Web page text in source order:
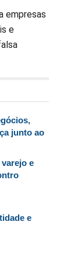
empresas
e
junto ao
e
e